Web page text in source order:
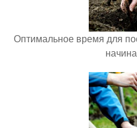
Оптимальное время для